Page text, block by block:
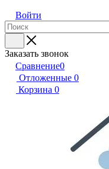
Войти
Заказать звонок
Сравнение0
Отложенные 0
Корзина 0